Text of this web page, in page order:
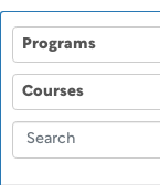
Programs
Programs
Courses
Courses